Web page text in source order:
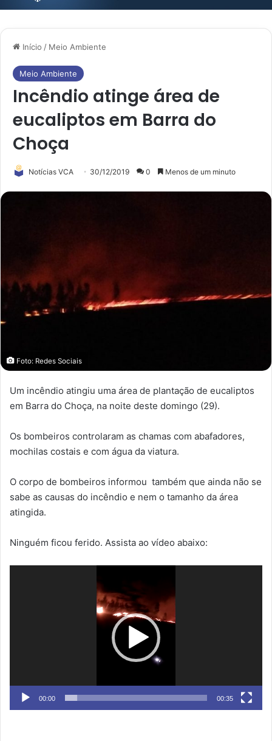
Início / Meio Ambiente
Meio Ambiente
Incêndio atinge área de
eucaliptos em Barra do
Choça
Notícias VCA 30/12/2019 0 Menos de um minuto
Foto: Redes Sociais
Um incêndio atingiu uma área de plantação de eucaliptos
em Barra do Choça, na noite deste domingo (29).
Os bombeiros controlaram as chamas com abafadores,
mochilas costais e com água da viatura.
O corpo de bombeiros informou também que ainda não se
sabe as causas do incêndio e nem o tamanho da área
atingida.
Ninguém ficou ferido. Assista ao vídeo abaixo:
00:00 00:35